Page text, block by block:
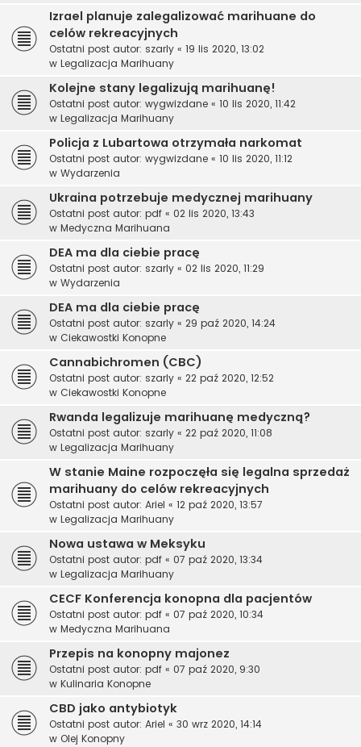
Izrael planuje zalegalizować marihuane do
celów rekreacyjnych
Ostatni post autor: szarly « 19 lis 2020, 13:02
w Legalizacja Marihuany
Kolejne stany legalizują marihuanę!
Ostatni post autor: wygwizdane « 10 lis 2020, 11:42
w Legalizacja Marihuany
Policja z Lubartowa otrzymała narkomat
Ostatni post autor: wygwizdane « 10 lis 2020, 11:12
w Wydarzenia
Ukraina potrzebuje medycznej marihuany
Ostatni post autor: pdf « 02 lis 2020, 13:43
w Medyczna Marihuana
DEA ma dla ciebie pracę
Ostatni post autor: szarly « 02 lis 2020, 11:29
w Wydarzenia
DEA ma dla ciebie pracę
Ostatni post autor: szarly « 29 paź 2020, 14:24
w Ciekawostki Konopne
Cannabichromen (CBC)
Ostatni post autor: szarly « 22 paź 2020, 12:52
w Ciekawostki Konopne
Rwanda legalizuje marihuanę medyczną?
Ostatni post autor: szarly « 22 paź 2020, 11:08
w Legalizacja Marihuany
W stanie Maine rozpoczęła się legalna sprzedaż
marihuany do celów rekreacyjnych
Ostatni post autor: Ariel « 12 paź 2020, 13:57
w Legalizacja Marihuany
Nowa ustawa w Meksyku
Ostatni post autor: pdf « 07 paź 2020, 13:34
w Legalizacja Marihuany
CECF Konferencja konopna dla pacjentów
Ostatni post autor: pdf « 07 paź 2020, 10:34
w Medyczna Marihuana
Przepis na konopny majonez
Ostatni post autor: pdf « 07 paź 2020, 9:30
w Kulinaria Konopne
CBD jako antybiotyk
Ostatni post autor: Ariel « 30 wrz 2020, 14:14
w Olej Konopny